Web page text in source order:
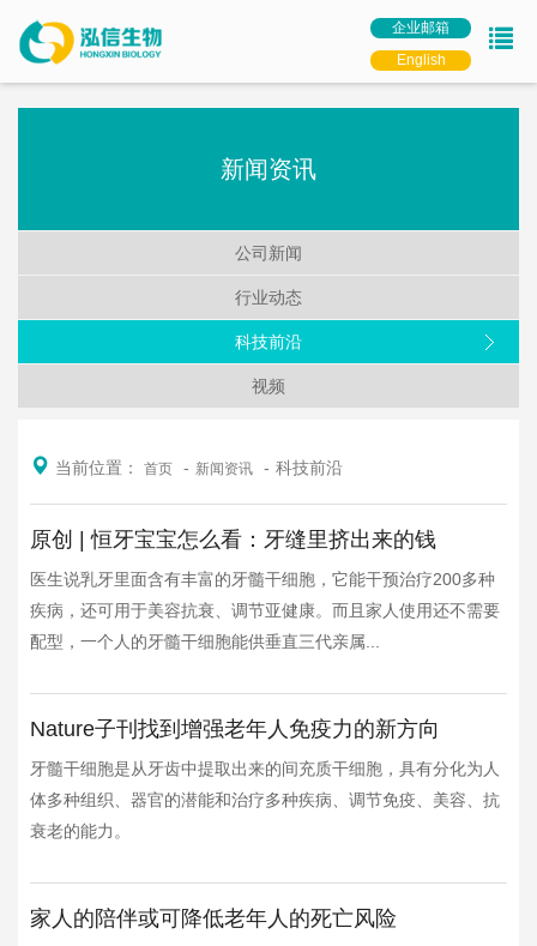
企业邮箱
English
新闻资讯
公司新闻
行业动态
科技前沿
视频
当前位置： 首页 新闻资讯 科技前沿
原创 | 恒牙宝宝怎么看：牙缝里挤出来的钱
医生说乳牙里面含有丰富的牙髓干细胞，它能干预治疗200多种
疾病，还可用于美容抗衰、调节亚健康。而且家人使用还不需要
配型，一个人的牙髓干细胞能供垂直三代亲属...
Nature子刊找到增强老年人免疫力的新方向
牙髓干细胞是从牙齿中提取出来的间充质干细胞，具有分化为人
体多种组织、器官的潜能和治疗多种疾病、调节免疫、美容、抗
衰老的能力。
家人的陪伴或可降低老年人的死亡风险